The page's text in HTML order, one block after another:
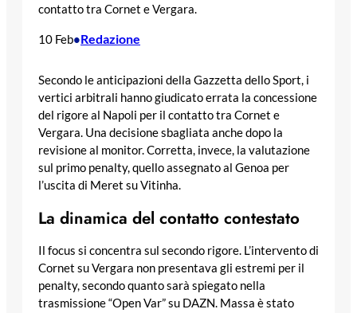
contatto tra Cornet e Vergara.
10 Feb•Redazione
Secondo le anticipazioni della Gazzetta dello Sport, i
vertici arbitrali hanno giudicato errata la concessione
del rigore al Napoli per il contatto tra Cornet e
Vergara. Una decisione sbagliata anche dopo la
revisione al monitor. Corretta, invece, la valutazione
sul primo penalty, quello assegnato al Genoa per
l’uscita di Meret su Vitinha.
La dinamica del contatto contestato
Il focus si concentra sul secondo rigore. L’intervento di
Cornet su Vergara non presentava gli estremi per il
penalty, secondo quanto sarà spiegato nella
trasmissione “Open Var” su DAZN. Massa è stato